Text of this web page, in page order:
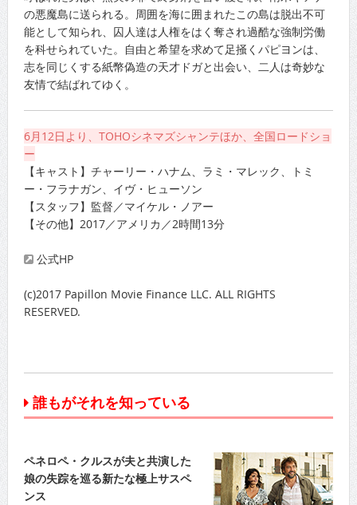
の悪魔島に送られる。周囲を海に囲まれたこの島は脱出不可
能として知られ、囚人達は人権をはく奪され過酷な強制労働
を科せられていた。自由と希望を求めて足掻くパピヨンは、
志を同じくする紙幣偽造の天才ドガと出会い、二人は奇妙な
友情で結ばれてゆく。
6月12日より、TOHOシネマズシャンテほか、全国ロードショ
ー
【キャスト】チャーリー・ハナム、ラミ・マレック、トミ
ー・フラナガン、イヴ・ヒューソン
【スタッフ】監督／マイケル・ノアー
【その他】2017／アメリカ／2時間13分
公式HP
(c)2017 Papillon Movie Finance LLC. ALL RIGHTS
RESERVED.
誰もがそれを知っている
ペネロペ・クルスが夫と共演した
娘の失踪を巡る新たな極上サスペ
ンス